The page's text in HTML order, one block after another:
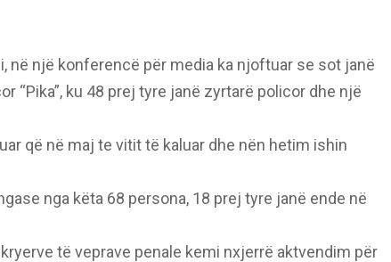
në një konferencë për media ka njoftuar se sot janë
“Pika”, ku 48 prej tyre janë zyrtarë policor dhe një
që në maj te vitit të kaluar dhe nën hetim ishin
nga këta 68 persona, 18 prej tyre janë ende në
të veprave penale kemi nxjerrë aktvendim për